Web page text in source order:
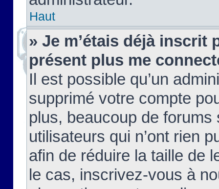
Haut
» Je m’étais déjà inscrit
présent plus me
Il est possible qu’un
supprimé votre compte
plus, beaucoup de
utilisateurs qui n’ont rien
afin de réduire la taille de
le cas, inscrivez-vous à